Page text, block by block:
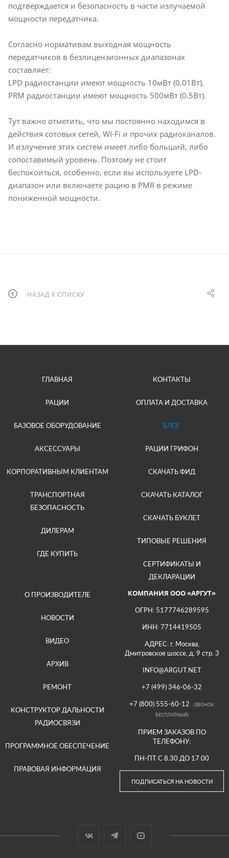
подтверждается и безопасность в части излучаемой
мощности передатчика.
Согласно нормативам выходная мощность
передатчиков в безлицензионных диапазонах
составляет:
LPD радиостанции имеют мощность 10мВт (0.01Вт).
PRM радиостанции имеют мощность 500мВт (0.5Вт).
Тут важно отметить, что мы постоянно находимся в
действия сотовых сетей, WI-Fi и прочих радиоканалов.
И излучение этих систем имеет либо больший, либо
сопоставимый уровень. Поэтому не стоит
беспокоиться, особенно, если вы используете LPD-
диапазон или включаете рацию в PMR в режиме
пониженной мощности.
НАЗАД К СПИСКУ
ГЛАВНАЯ
РАЦИИ
БАЗОВОЕ ОБОРУДОВАНИЕ
АКСЕССУАРЫ
КОРПОРАТИВНЫМ КЛИЕНТАМ
ТРАНСПОРТНАЯ
БЕЗОПАСНОСТЬ
ДИЛЕРАМ
ГДЕ КУПИТЬ
КОНТАКТЫ
ОПЛАТА И ДОСТАВКА
БЛОГ
РАЦИИ ГРИФОН
СКАЧАТЬ ФИД
СКАЧАТЬ КАТАЛОГ
СКАЧАТЬ БУКЛЕТ
ТИПОВЫЕ РЕШЕНИЯ
СЕРТИФИКАТЫ И
ДЕКЛАРАЦИИ
О ПРОИЗВОДИТЕЛЕ
НОВОСТИ
ВИДЕО
АРХИВ
РЕМОНТ
КОНСТРУКТОР ДАЛЬНОСТИ
РАДИОСВЯЗИ
ПРОГРАММНОЕ ОБЕСПЕЧЕНИЕ
ПРАВОВАЯ ИНФОРМАЦИЯ
КОМПАНИЯ ООО «АРГУТ»
ОГРН: 5177746289595
ИНН: 7714419505
АДРЕС: г. Москва,
Дмитровское шоссе, д. 9 стр. 3
INFO@ARGUT.NET
+7 (499) 346-06-32
+7 (800) 555-60-12
(ЗВОНОК
БЕСПЛАТНЫЙ)
ПРИЕМ ЗАКАЗОВ ПО
ТЕЛЕФОНУ:
ПН-ПТ С 8.30 ДО 17.00
ПОДПИСАТЬСЯ НА НОВОСТИ